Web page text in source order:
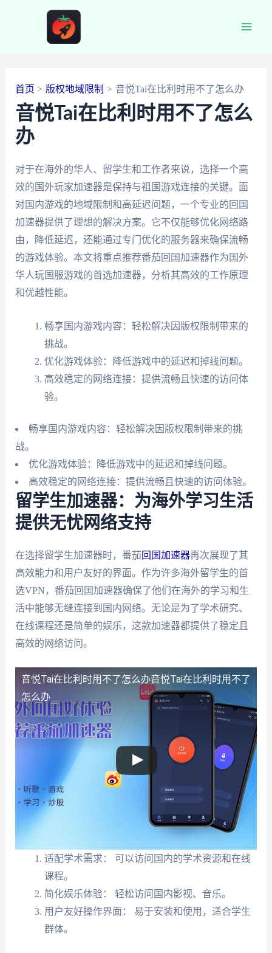
首页 版权地域限制 音悦Tai在比利时用不了怎么办
音悦Tai在比利时用不了怎么
办
对于在海外的华人、留学生和工作者来说，选择一个高
效的国外玩家加速器是保持与祖国游戏连接的关键。面
对国内游戏的地域限制和高延迟问题，一个专业的回国
加速器提供了理想的解决方案。它不仅能够优化网络路
由，降低延迟，还能通过专门优化的服务器来确保流畅
的游戏体验。本文将重点推荐番茄回国加速器作为国外
华人玩国服游戏的首选加速器，分析其高效的工作原理
和优越性能。
畅享国内游戏内容：轻松解决因版权限制带来的
挑战。
优化游戏体验：降低游戏中的延迟和掉线问题。
高效稳定的网络连接：提供流畅且快速的访问体
验。
畅享国内游戏内容：轻松解决因版权限制带来的挑
战。
优化游戏体验：降低游戏中的延迟和掉线问题。
高效稳定的网络连接：提供流畅且快速的访问体验。
留学生加速器：为海外学习生活
提供无忧网络支持
在选择留学生加速器时，番茄回国加速器再次展现了其
高效能力和用户友好的界面。作为许多海外留学生的首
选VPN，番茄回国加速器确保了他们在海外的学习和生
活中能够无缝连接到国内网络。无论是为了学术研究、
在线课程还是简单的娱乐，这款加速器都提供了稳定且
高效的网络访问。
音悦Tai在比利时用不了怎么办音悦Tai在比利时用不了
怎么办
适配学术需求： 可以访问国内的学术资源和在线
课程。
简化娱乐体验： 轻松访问国内影视、音乐。
用户友好操作界面： 易于安装和使用，适合学生
群体。